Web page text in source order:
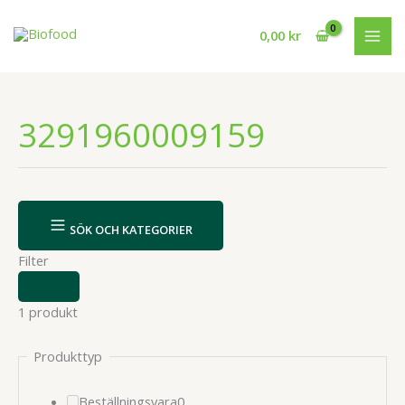
0,00 kr
3291960009159
SÖK OCH KATEGORIER
Filter
ELLER
DÖLJ
1 produkt
Produkttyp
Beställningsvara00